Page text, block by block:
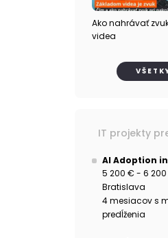
Ako nahrávať
videa
IT projekty
AI Adoption
5 200 € - 6
Bratislava
4 mesiacov s
predĺženia